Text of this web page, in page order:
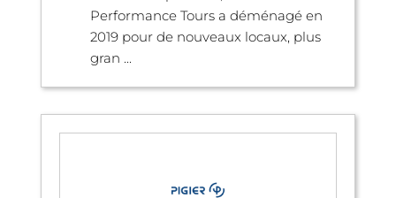
Performance Tours a déménagé en
2019 pour de nouveaux locaux, plus
gran ...